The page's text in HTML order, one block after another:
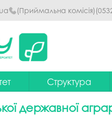
(Приймальна комісія)
Структура
Наглядова рада
державної